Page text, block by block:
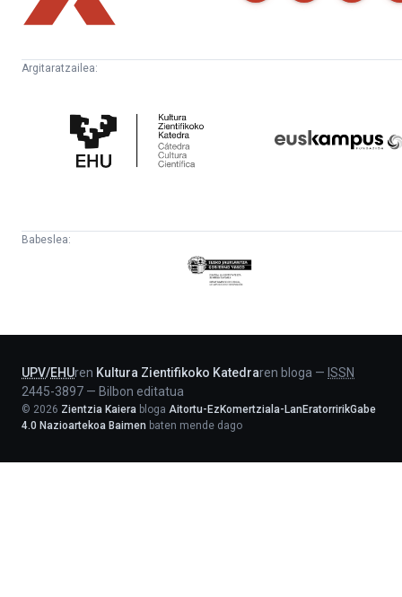
Argitaratzailea:
Zientifikoko
Katedra
Babeslea:
Eusko
Jaurlaritza
UPV/EHUren Kultura Zientifikoko Katedraren bloga — ISSN
2445-3897 — Bilbon editatua
© 2026 Zientzia Kaiera bloga Aitortu-EzKomertziala-LanEratorririkGabe
4.0 Nazioartekoa Baimen baten mende dago